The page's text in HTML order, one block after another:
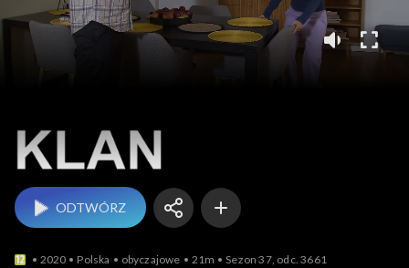
ODTWÓRZ
2020 Polska obyczajowe 21m Sezon 37, odc. 3661